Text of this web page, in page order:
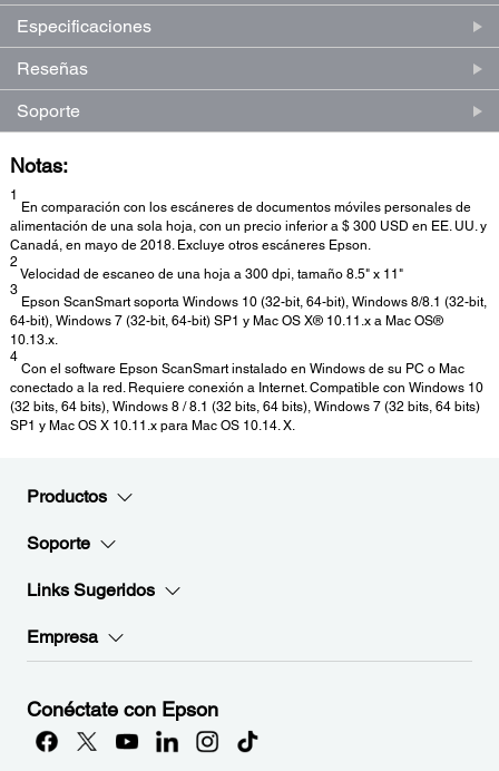
Especificaciones
Reseñas
Soporte
Notas:
1
En comparación con los escáneres de documentos móviles personales de
alimentación de una sola hoja, con un precio inferior a $ 300 USD en EE. UU. y
Canadá, en mayo de 2018. Excluye otros escáneres Epson.
2
Velocidad de escaneo de una hoja a 300 dpi, tamaño 8.5" x 11"
3
Epson ScanSmart soporta Windows 10 (32-bit, 64-bit), Windows 8/8.1 (32-bit,
64-bit), Windows 7 (32-bit, 64-bit) SP1 y Mac OS X® 10.11.x a Mac OS®
10.13.x.
4
Con el software Epson ScanSmart instalado en Windows de su PC o Mac
conectado a la red. Requiere conexión a Internet. Compatible con Windows 10
(32 bits, 64 bits), Windows 8 / 8.1 (32 bits, 64 bits), Windows 7 (32 bits, 64 bits)
SP1 y Mac OS X 10.11.x para Mac OS 10.14. X.
Productos
Soporte
Links Sugeridos
Empresa
Conéctate con Epson